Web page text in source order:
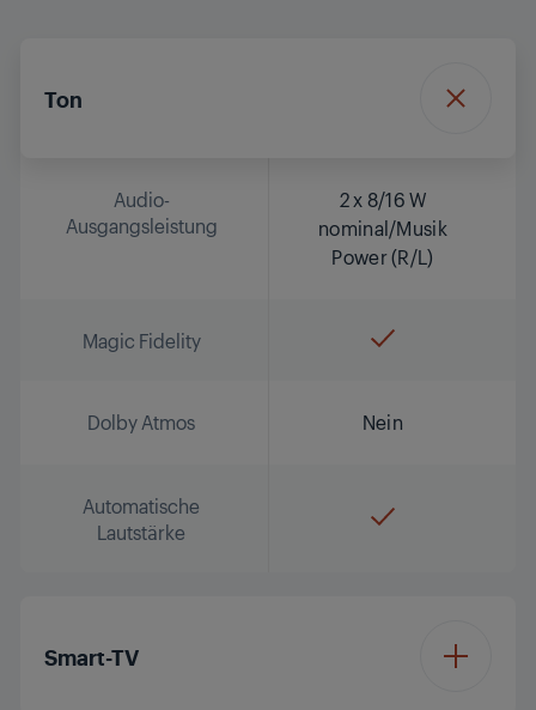
Ton
Audio-
Ausgangsleistung
2 x 8/16 W
nominal/Musik
Power (R/L)
Magic Fidelity
Dolby Atmos Nein
Automatische
Lautstärke
Smart-TV